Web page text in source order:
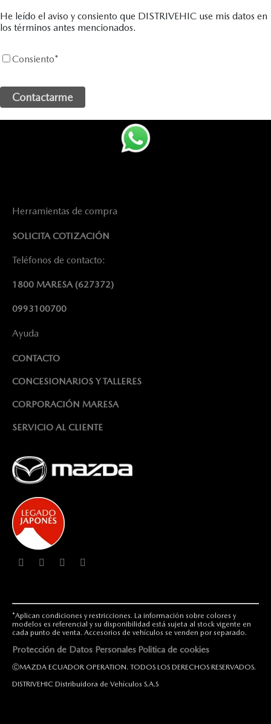
He leído el aviso y consiento que DISTRIVEHIC use mis datos en
los términos antes mencionados.
Consiento*
Herramientas de compra
SOLICITA COTIZACIÓN
Teléfonos de contacto:
1800 MARESA(627372)
0993100700
Ayuda
CONTACTO
CONCESIONARIOS Y TALLERES
CORPORACIÓN MARESA
SERVICIO AL CLIENTE
*Aplican condiciones y restricciones. La información sobre colores y
modelos es referencial y su disponibilidad está sujeta al stock vigente en
cada punto de venta. Accesorios de vehículos se venden por separado.
Protección de Datos Personales Politica de cookies
ⒸMAZDA ECUADOR OPERATION. TODOS LOS DERECHOS RESERVADOS.
DISTRIVEHIC Distribuidora de Vehículos S.A.S